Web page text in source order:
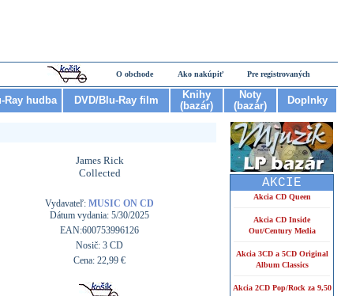
O obchode Ako nakúpiť Pre registrovaných
Ray hudba DVD/Blu-Ray film
Knihy
(bazár)
Noty
(bazár)
Doplnky
James Rick
Collected
Vydavateľ: MUSIC ON CD
Dátum vydania: 5/30/2025
EAN:600753996126
Nosič: 3 CD
Cena: 22,99 €
AKCIE
Akcia CD Queen
Akcia CD Inside
Out/Century Media
Akcia 3CD a 5CD Original
Album Classics
Akcia 2CD Pop/Rock za 9,50